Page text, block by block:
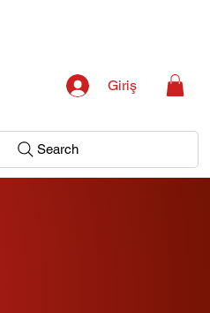
Giriş
Search